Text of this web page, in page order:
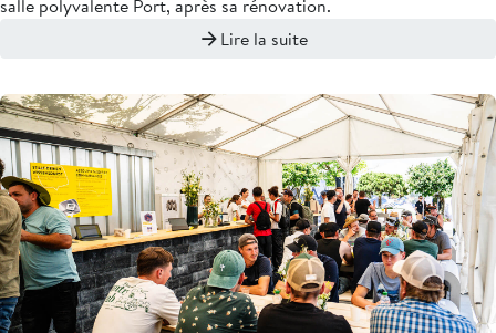
salle polyvalente Port, après sa rénovation.
Lire la suite